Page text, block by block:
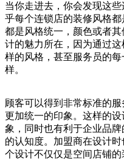
当你走进去，你会发现这
乎每个连锁店的装修风格
都是风格统一，颜色或者
计的魅力所在，因为通过
样的风格，甚至服务员的
样。
顾客可以得到非常标准的
更加统一的印象。这样的
象，同时也有利于企业品
的认知度。加盟商在设计
个设计不仅仅是空间店铺